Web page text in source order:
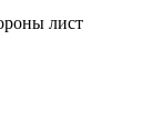
лист